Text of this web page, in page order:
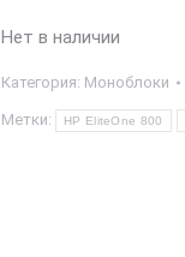
Нет в наличии
Категория: Моноблоки
Метки: HP EliteOne 800